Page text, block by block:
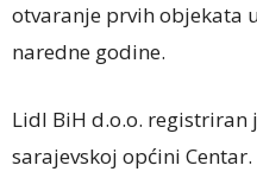
otvaranje prvih objekata
naredne godine.
Lidl BiH d.o.o. registriran
sarajevskoj općini